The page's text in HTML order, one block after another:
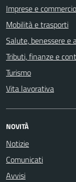
Imprese e commercio
Mobilità e trasporti
Salute, benessere e
Tributi, finanze e
Turismo
Vita lavorativa
NOVITÀ
Notizie
Comunicati
Avvisi